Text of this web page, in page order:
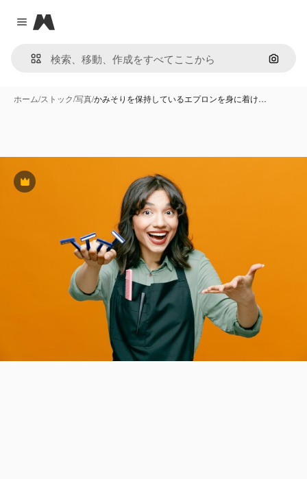
Close menu
Magnific
画像で
ホーム/ストック/写真/かみそりを保持しているエプロンを身に着け…
Premium